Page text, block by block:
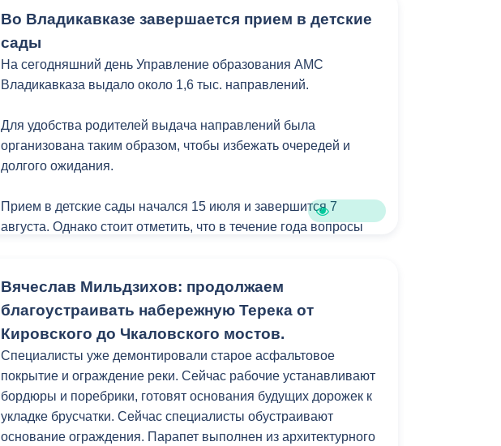
Во Владикавказе завершается прием в детские
сады
На сегодняшний день Управление образования АМС
Владикавказа выдало около 1,6 тыс. направлений.
Для удобства родителей выдача направлений была
организована таким образом, чтобы избежать очередей и
долгого ожидания.
Прием в детские сады начался 15 июля и завершится 7
августа. Однако стоит отметить, что в течение года вопросы
с 10.00 до 17.00 (перерыв с 13.00 до 14.00) по адресу: ул.
Леонова, 4, 2 этаж, каб. 210. При себе иметь паспорт,
свидетельство о рождении ребенка, прописку или временную
регистрацию на территории Владикавказа.
Вячеслав Мильдзихов: продолжаем
благоустраивать набережную Терека от
Кировского до Чкаловского мостов.
Специалисты уже демонтировали старое асфальтовое
покрытие и ограждение реки. Сейчас рабочие устанавливают
бордюры и поребрики, готовят основания будущих дорожек к
укладке брусчатки. Сейчас специалисты обустраивают
основание ограждения. Парапет выполнен из архитектурного